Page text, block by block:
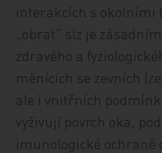
interakcích s okolními
„obrat" slz je
zdravého a
měnících se zevních
ale i vnitřních
vyživují povrch oka,
imunologické ochraně